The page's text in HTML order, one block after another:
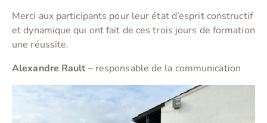
Merci aux participants pour leur état d’esprit constructif
et dynamique qui ont fait de ces trois jours de formation
une réussite.
Alexandre Rault – responsable de la communication